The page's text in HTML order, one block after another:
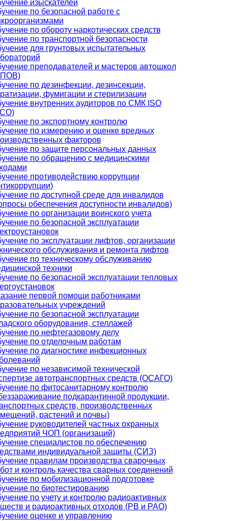
изыскателей
по безопасной работе с
по обороту наркотических средств
по транспортной безопасности
для грунтовых испытательных
преподавателей и мастеров автошкол
по дезинфекции, дезинсекции,
фумигации и стерилизации
внутренних аудиторов по СМК ISO
по экспортному контролю
по измерению и оценке вредных
факторов
по защите персональных данных
по обращению с медицинскими
противодействию коррупции
по доступной среде для инвалидов
обеспечения доступности инвалидов)
по организации воинского учета
по безопасной эксплуатации
по эксплуатации лифтов, организации
обслуживания и ремонта лифтов
по техническому обслуживанию
техники
по безопасной эксплуатации тепловых
первой помощи работниками
учреждений
по безопасной эксплуатации
оборудования, стеллажей
по нефтегазовому делу
по отделочным работам
по диагностике инфекционных
по независимой технической
автотранспортных средств (ОСАГО)
по фитосанитарному контролю
подкарантинной продукции,
средств, производственных
растений и почвы)
руководителей частных охранных
ЧОП (организаций)
специалистов по обеспечению
индивидуальной защиты (СИЗ)
правилам производства сварочных
и контроль качества сварных соединений
по мобилизационной подготовке
по биотестированию
по учету и контролю радиоактивных
и радиоактивных отходов (РВ и РАО)
оценке и управлению